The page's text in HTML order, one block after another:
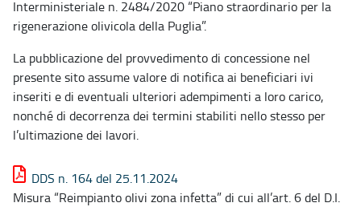
Interministeriale n. 2484/2020 “Piano straordinario per la
rigenerazione olivicola della Puglia”.
La pubblicazione del provvedimento di concessione nel
presente sito assume valore di notifica ai beneficiari ivi
inseriti e di eventuali ulteriori adempimenti a loro carico,
nonché di decorrenza dei termini stabiliti nello stesso per
l’ultimazione dei lavori.
DDS n. 164 del 25.11.2024
Misura “Reimpianto olivi zona infetta” di cui all’art. 6 del D.I.